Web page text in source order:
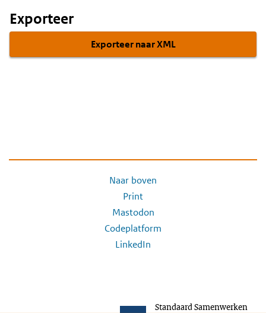
Exporteer
Exporteer naar XML
Naar boven
Print
Mastodon
Codeplatform
LinkedIn
Standaard Samenwerken